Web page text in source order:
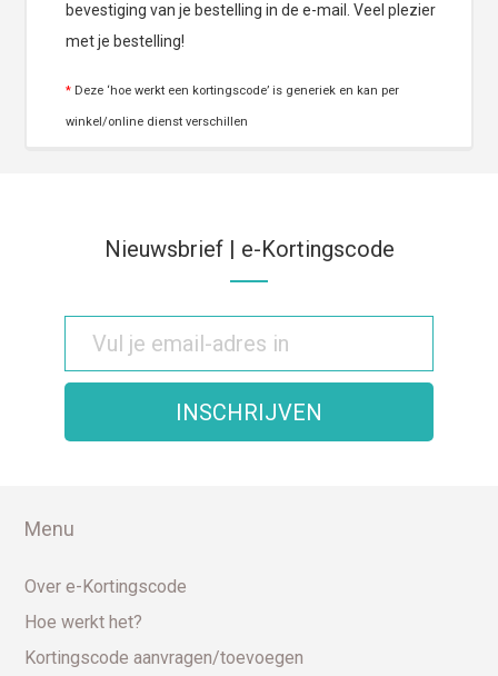
bevestiging van je bestelling in de e-mail. Veel plezier
met je bestelling!
* Deze ‘hoe werkt een kortingscode’ is generiek en kan per
winkel/online dienst verschillen
Nieuwsbrief | e-Kortingscode
Menu
Over e-Kortingscode
Hoe werkt het?
Kortingscode aanvragen/toevoegen